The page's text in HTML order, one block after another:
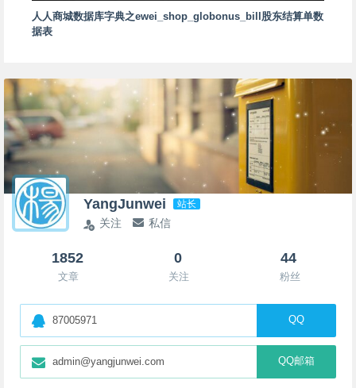
人人商城数据库字典之ewei_shop_globonus_bill股东结算单数
据表
YangJunwei 站长
关注 私信
1852
文章
0
关注
44
粉丝
87005971 QQ
admin@yangjunwei.com QQ邮箱